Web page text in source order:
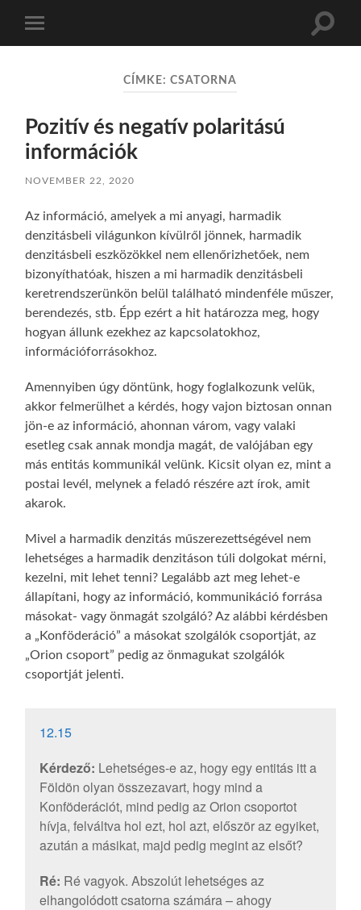
mobile
Toggle
CÍMKE:CSATORNA
Pozitív és negatív polaritású
információk
NOVEMBER 22, 2020
Az információ, amelyek a mi anyagi, harmadik
denzitásbeli világunkon kívülről jönnek, harmadik
denzitásbeli eszközökkel nem ellenőrizhetőek, nem
bizonyíthatóak, hiszen a mi harmadik denzitásbeli
keretrendszerünkön belül található mindenféle műszer,
berendezés, stb. Épp ezért a hit határozza meg, hogy
hogyan állunk ezekhez az kapcsolatokhoz,
információforrásokhoz.
Amennyiben úgy döntünk, hogy foglalkozunk velük,
akkor felmerülhet a kérdés, hogy vajon biztosan onnan
jön-e az információ, ahonnan várom, vagy valaki
esetleg csak annak mondja magát, de valójában egy
más entitás kommunikál velünk. Kicsit olyan ez, mint a
postai levél, melynek a feladó részére azt írok, amit
akarok.
Mivel a harmadik denzitás műszerezettségével nem
lehetséges a harmadik denzitáson túli dolgokat mérni,
kezelni, mit lehet tenni? Legalább azt meg lehet-e
állapítani, hogy az információ, kommunikáció forrása
másokat- vagy önmagát szolgáló? Az alábbi kérdésben
a „Konföderáció” a másokat szolgálók csoportját, az
„Orion csoport” pedig az önmagukat szolgálók
csoportját jelenti.
12.15
Kérdező: Lehetséges-e az, hogy egy entitás itt a
Földön olyan összezavart, hogy mind a
Konföderációt, mind pedig az Orion csoportot
hívja, felváltva hol ezt, hol azt, először az egyiket,
azután a másikat, majd pedig megint az elsőt?
Ré: Ré vagyok. Abszolút lehetséges az
elhangolódott csatorna számára – ahogy